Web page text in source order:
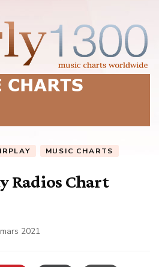
MUSIC CHARTS
Radios Chart
2021